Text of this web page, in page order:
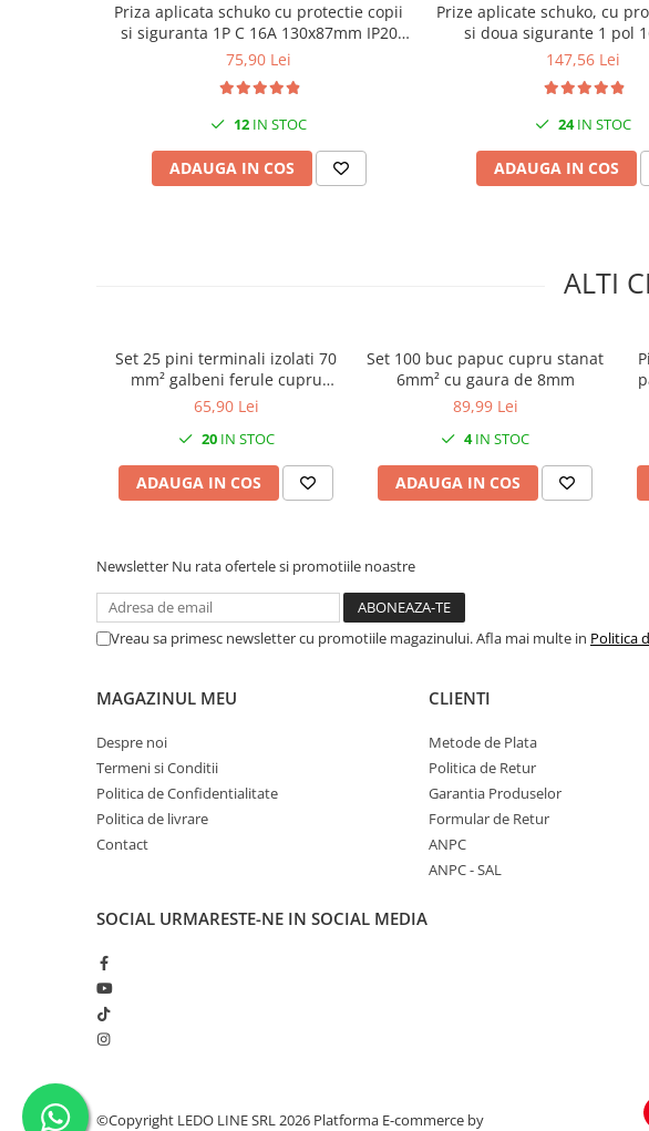
Doze incastrate
Prize si fise trifazice
Canal cablu metalic din sarma
Intrerupatoarea industriale
Sisteme de impamantare -
Priza aplicata schuko cu protectie copii
si siguranta 1P C 16A 130x87mm IP20
230V AC 50/60Hz
75,90 Lei
12 IN STOC
ADAUGA IN COS
Prize aplicate schuko, cu
si doua sigurante 1 pol
147,56 Lei
24IN STOC
ADAUGA IN COS
ALTI
Set 25 pini terminali izolati 70
mm² galbeni ferule cupru
37.5mm
65,90 Lei
20IN STOC
ADAUGA IN COS
Set 100 buc papuc cupru stanat
6mm² cu gaura de 8mm
89,99 Lei
4IN STOC
ADAUGA IN COS
Newsletter Nu rata ofertele si promotiile noastre
Vreau sa primesc newsletter cu promotiile magazinului. Afla mai multe in Politica
MAGAZINUL MEU
Despre noi
Termeni si Conditii
Politica de Confidentialitate
Politica de livrare
Contact
CLIENTI
Metode de Plata
Politica de Retur
Garantia Produselor
Formular de Retur
ANPC
ANPC - SAL
SOCIAL URMARESTE-NE IN SOCIAL MEDIA
©Copyright LEDO LINE SRL 2026 Platforma E-commerce by